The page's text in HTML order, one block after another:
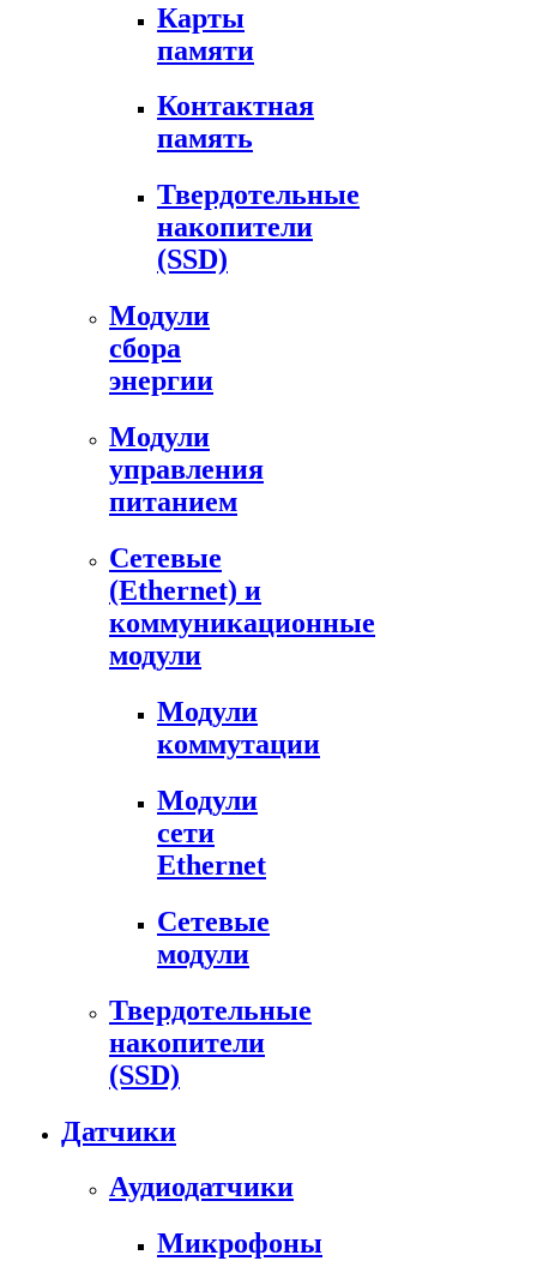
Карты
памяти
Контактная
память
Твердотельные
накопители
(SSD)
Модули
сбора
энергии
Модули
управления
питанием
Сетевые
(Ethernet) и
коммуникационные
модули
Модули
коммутации
Модули
сети
Ethernet
Сетевые
модули
Твердотельные
накопители
(SSD)
Датчики
Аудиодатчики
Микрофоны